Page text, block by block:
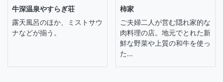
牛深温泉やすらぎ荘
露天風呂のほか、ミストサウ
ナなどが揃う。
柿家
ご夫婦二人が営む隠れ家的な
肉料理の店。地元でとれた新
鮮な野菜や上質の和牛を使っ
た...